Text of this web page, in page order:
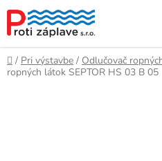
obsah
Domov
/ Pri výstavbe / Odlučovač
ropných látok SEPTOR HS 03 B 05